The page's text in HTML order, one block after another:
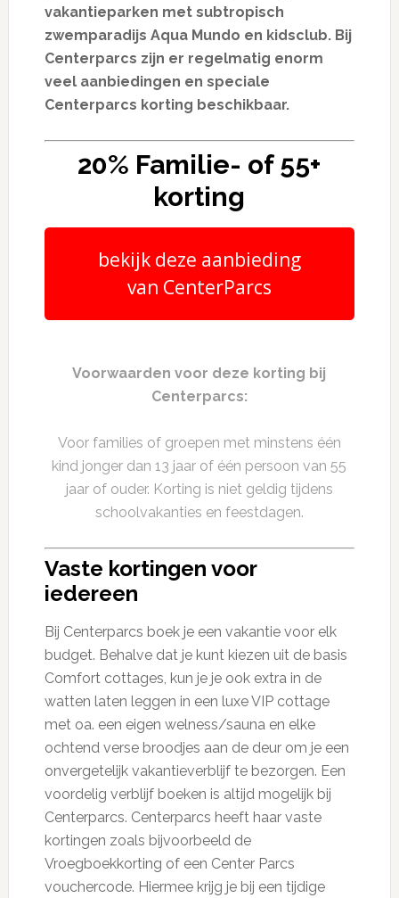
vakantieparken met subtropisch
zwemparadijs Aqua Mundo en kidsclub. Bij
Centerparcs zijn er regelmatig enorm
veel aanbiedingen en speciale
Centerparcs korting beschikbaar.
20% Familie- of 55+
korting
bekijk deze aanbieding
van CenterParcs
Voorwaarden voor deze korting bij
Centerparcs:
Voor families of groepen met minstens één
kind jonger dan 13 jaar of één persoon van 55
jaar of ouder. Korting is niet geldig tijdens
schoolvakanties en feestdagen.
Vaste kortingen voor
iedereen
Bij Centerparcs boek je een vakantie voor elk
budget. Behalve dat je kunt kiezen uit de basis
Comfort cottages, kun je je ook extra in de
watten laten leggen in een luxe VIP cottage
met oa. een eigen welness/sauna en elke
ochtend verse broodjes aan de deur om je een
onvergetelijk vakantieverblijf te bezorgen. Een
voordelig verblijf boeken is altijd mogelijk bij
Centerparcs. Centerparcs heeft haar vaste
kortingen zoals bijvoorbeeld de
Vroegboekkorting of een Center Parcs
vouchercode. Hiermee krijg je bij een tijdige